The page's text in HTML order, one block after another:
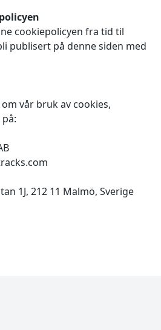
cookiepolicyen fra tid til
publisert på denne siden med
vår bruk av cookies,
1J, 212 11 Malmö, Sverige